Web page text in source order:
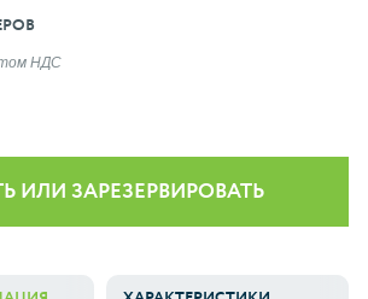
НДС
ИЛИ ЗАРЕЗЕРВИРОВАТЬ